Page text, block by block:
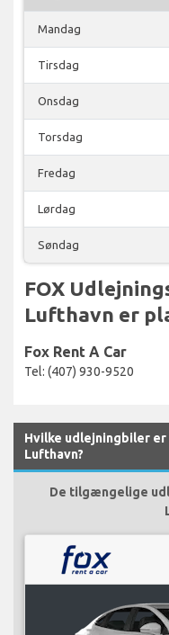
Mandag
Tirsdag
Onsdag
Torsdag
Fredag
Lørdag
Søndag
FOX
Lufthavn er
Fox Rent A Car
Tel: (407) 930-9520
Hvilke udlejningbiler
Lufthavn?
De tilgængelige